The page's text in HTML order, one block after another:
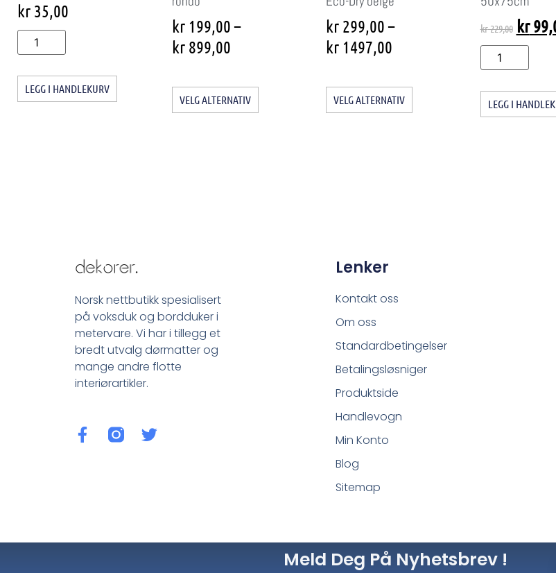
kr 35,00
LEGG I HANDLEKURV
kr199,00–
kr899,00
VELG ALTERNATIV
kr 299,00 –
kr 1497,00
VELG ALTERNATIV
kr229,00 kr
LEGG I
Norsk nettbutikk spesialisert
på voksduk og bordduker i
metervare. Vi har i tillegg et
bredt utvalg dørmatter og
mange andre flotte
interiørartikler.
Lenker
Kontakt oss
Om oss
Standardbetingelser
Betalingsløsniger
Produktside
Handlevogn
Min Konto
Blog
Sitemap
Meld Deg På Nyhetsbrev !